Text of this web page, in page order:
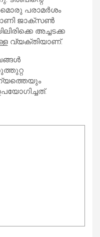
പരാമർശം
ജാക്സൺ
അച്ചടക്ക
വ്യക്തിയാണ്.